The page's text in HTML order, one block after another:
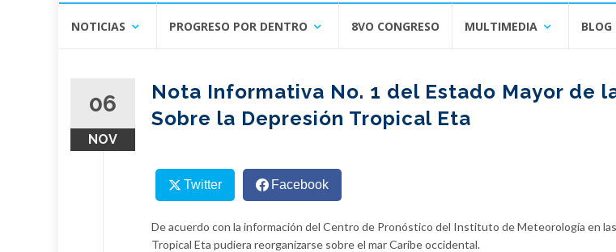
NOTICIAS PROGRESO POR DENTRO 8VO CONGRESO MULTIMEDIA BLOG
06
NOV
Nota Informativa No. 1 del Estado Mayor de
Sobre la Depresión Tropical Eta
Twitter Facebook
De acuerdo con la información del Centro de Pronóstico del Instituto de Meteorología en
Tropical Eta pudiera reorganizarse sobre el mar Caribe occidental.